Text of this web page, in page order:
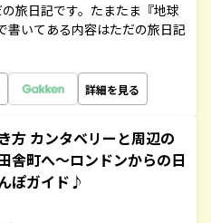
旅日記です。たまたま『地球
書いてある内容はただの旅日記
詳細を見る
方 カンタベリーと周辺の
舎町へ～ロンドンからの日
ぽガイド♪